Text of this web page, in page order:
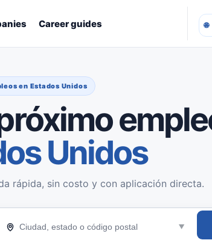
Career guides 🌐
en Estados Unidos
Unidos
rápida, sin costo y con aplicación directa.